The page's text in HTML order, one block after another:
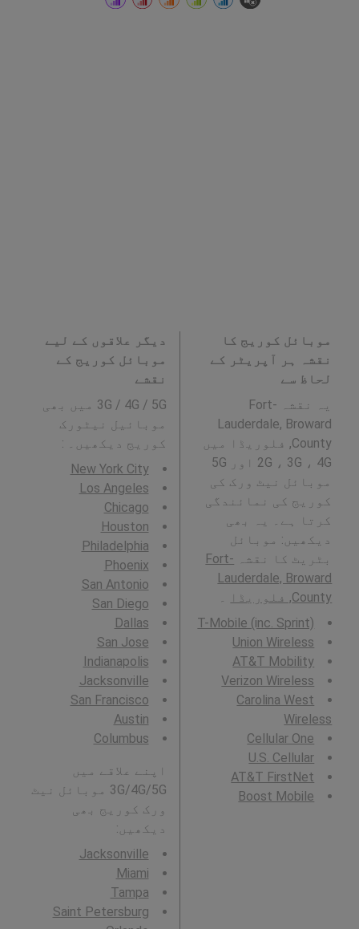
موبائل کوریج کا
نقشہ ہر آپریٹر کے
لحاظ سے
یہ نقشہ Fort-
Lauderdale, Broward
County, فلوریڈا میں
2G ، 3G ، 4G اور 5G
موبائل نیٹ ورک کی
کوریج کی نمائندگی
کرتا ہے۔ یہ بھی
دیکھیں: موبائل
بٹریٹ کا نقشہ Fort-
Lauderdale, Broward
County, فلوریڈا
۔
T-Mobile (inc. Sprint)
Union Wireless
AT&T Mobility
Verizon Wireless
Carolina West
Wireless
Cellular One
U.S. Cellular
AT&T FirstNet
Boost Mobile
دیگر علاقوں کے لیے
موبائل کوریج کے
نقشے
3G / 4G / 5G میں بھی
موبائیل نیٹورک
کوریج دیکھیں۔ :
New York City
Los Angeles
Chicago
Houston
Philadelphia
Phoenix
San Antonio
San Diego
Dallas
San Jose
Indianapolis
Jacksonville
San Francisco
Austin
Columbus
اپنے علاقے میں
3G/4G/5G موبائل نیٹ
ورک کوریج بھی
دیکھیں:
Jacksonville
Miami
Tampa
Saint Petersburg